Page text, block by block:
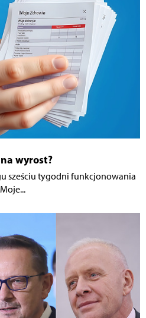
wyrost?
sześciu tygodni funkcjonowania